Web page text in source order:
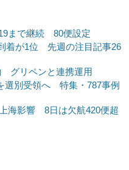
まで継続 80便設定
着が1位 先週の注目記事26
グリペンと連携運用
選別受領へ 特集・787事例
海影響 8日は欠航420便超